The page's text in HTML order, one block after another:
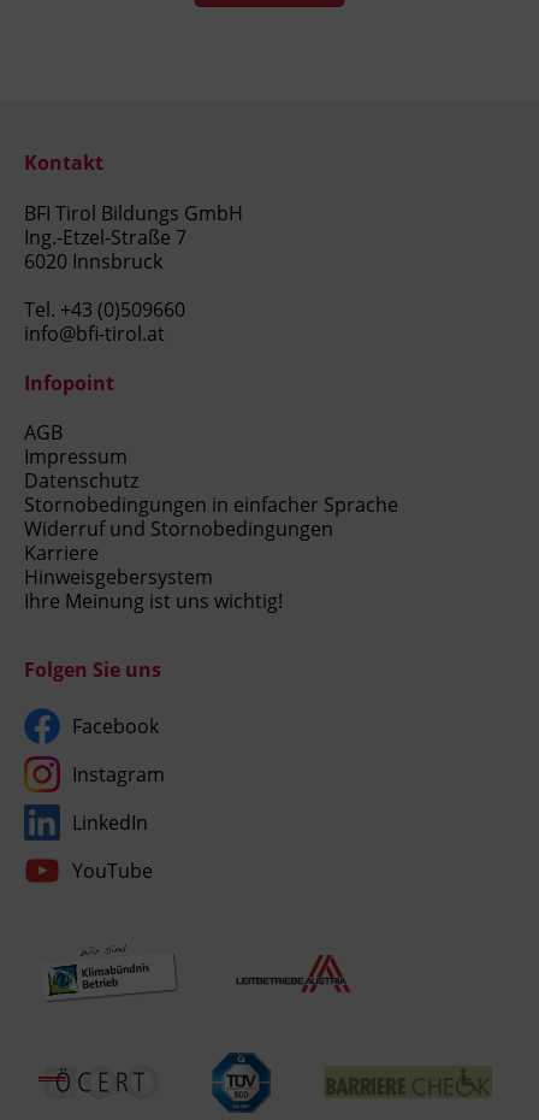
Kontakt
BFI Tirol Bildungs GmbH
Ing.-Etzel-Straße 7
6020 Innsbruck
Tel. +43 (0)509660
info@bfi-tirol.at
Infopoint
AGB
Impressum
Datenschutz
Stornobedingungen in einfacher Sprache
Widerruf und Stornobedingungen
Karriere
Hinweisgebersystem
Ihre Meinung ist uns wichtig!
Folgen Sie uns
Facebook
Instagram
LinkedIn
YouTube